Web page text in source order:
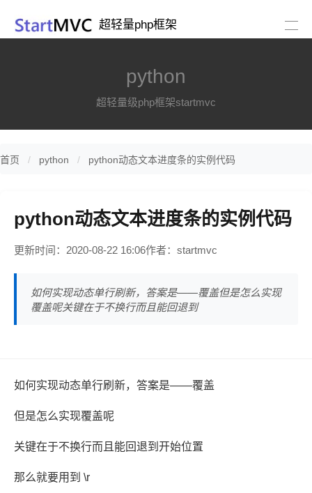
超轻量php框架
python
超轻量级php框架startmvc
首页 python python动态文本进度条的实例代码
python动态文本进度条的实例代码
更新时间：2020-08-22 16:06作者：startmvc
如何实现动态单行刷新，答案是——覆盖但是怎么实现
覆盖呢关键在于不换行而且能回退到
如何实现动态单行刷新，答案是——覆盖
但是怎么实现覆盖呢
关键在于不换行而且能回退到开始位置
那么就要用到 \r